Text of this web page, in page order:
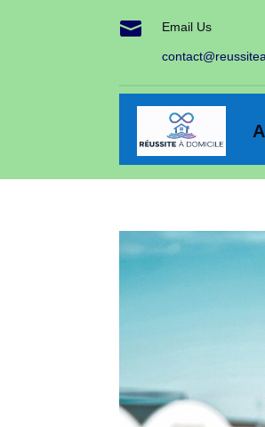
 Email Us